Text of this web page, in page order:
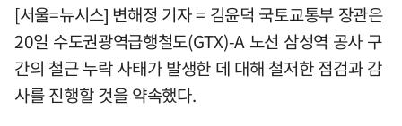
[서울=뉴시스] 변해정 기자 = 김윤덕 국토교통부 장관은
20일 수도권광역급행철도(GTX)-A 노선 삼성역 공사 구
간의 철근 누락 사태가 발생한 데 대해 철저한 점검과 감
사를 진행할 것을 약속했다.